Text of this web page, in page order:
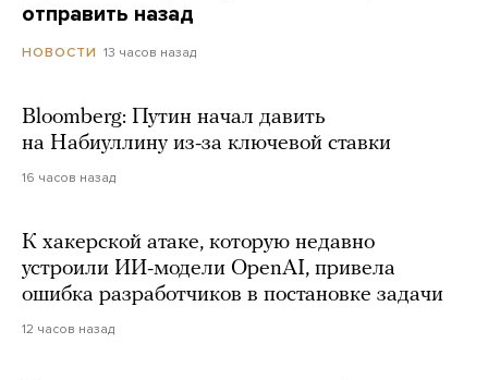
отправить назад
НОВОСТИ 13 часов назад
Bloomberg: Путин начал давить
на Набиуллину из-за ключевой ставки
16 часов назад
К хакерской атаке, которую недавно
устроили ИИ-модели OpenAI, привела
ошибка разработчиков в постановке задачи
12 часов назад